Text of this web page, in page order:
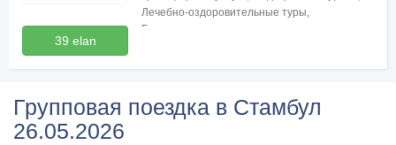
39 elan
Лечебно-оздоровительные туры,
Бесплатные консультации по туризму
Групповая поездка в Стамбул
26.05.2026